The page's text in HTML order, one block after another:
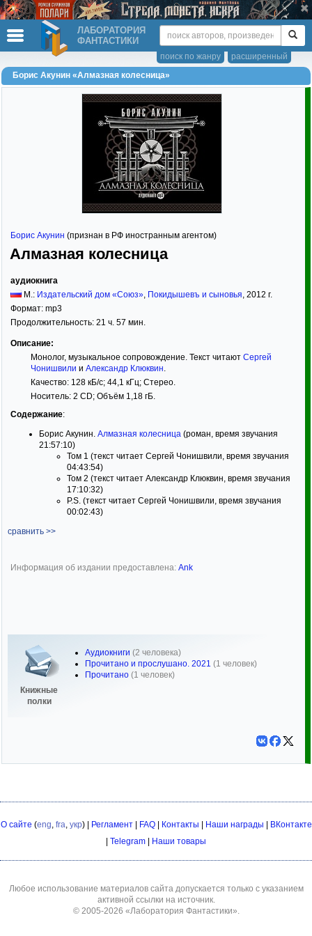
ЛАБОРАТОРИЯ
ФАНТАСТИКИ
расширенный
поиск по жанру
Борис Акунин «Алмазная колесница»
Борис Акунин (признан в РФ иностранным агентом)
Алмазная колесница
аудиокнига
М.: Издательский дом «Союз», Покидышевъ и сыновья, 2012 г.
Формат: mp3
Продолжительность: 21 ч. 57 мин.
Описание:
Монолог, музыкальное сопровождение. Текст читают Сергей
Чонишвили и Александр Клюквин.
Качество: 128 кБ/с; 44,1 кГц; Стерео.
Носитель: 2 CD; Объём 1,18 гБ.
Содержание:
Борис Акунин. Алмазная колесница (роман, время звучания
21:57:10)
Том 1 (текст читает Сергей Чонишвили, время звучания
04:43:54)
Том 2 (текст читает Александр Клюквин, время звучания
17:10:32)
P.S. (текст читает Сергей Чонишвили, время звучания
00:02:43)
сравнить >>
Информация об издании предоставлена: Ank
Книжные
полки
Аудиокниги (2 человека)
Прочитано и прослушано. 2021 (1 человек)
Прочитано (1 человек)
О сайте (eng, fra, укр) | Регламент| FAQ| Контакты Наши награды
ВКонтакте
Telegram Наши товары
Любое использование материалов сайта допускается только с указанием
активной ссылки на источник.
© 2005-2026 «Лаборатория Фантастики».